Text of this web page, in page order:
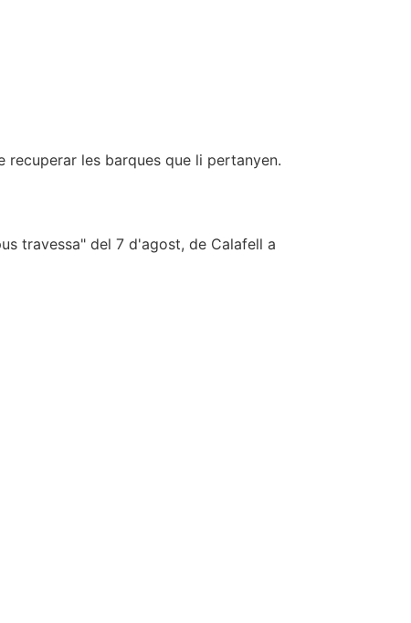
les barques que li pertanyen.
travessa" del 7 d'agost, de Calafell a